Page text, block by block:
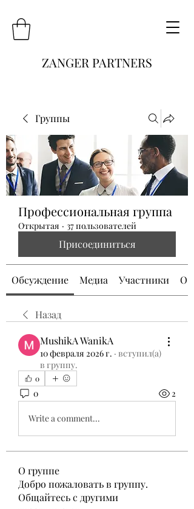
ZANGER PARTNERS
Группы
Профессиональная группа
Открытая · 37 пользователей
Присоединиться
Обсуждение Медиа Участники О
Назад
MushikA WanikA
10 февраля 2026 г. · вступил(а)
в группу.
0
0 2
Write a comment...
О группе
Добро пожаловать в группу.
Общайтесь с другими